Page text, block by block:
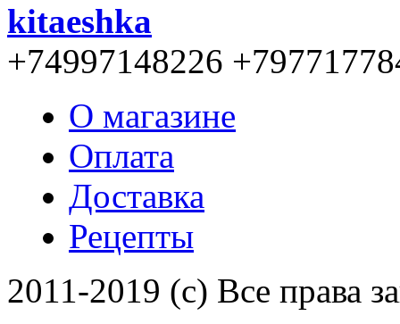
kitaeshka
+74997148226
О магазине
Оплата
Доставка
Рецепты
2011-2019 (c) Все права